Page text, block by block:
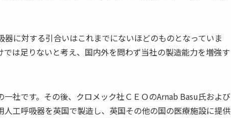
に対する引合いはこれまでにないほどのものとなっていま
は足りないと考え、国内外を問わず当社の製造能力を増強す
社です。その後、クロメック社ＣＥＯのArnab Basu氏および
工呼吸器を英国で製造し、英国その他の国の医療施設に提供